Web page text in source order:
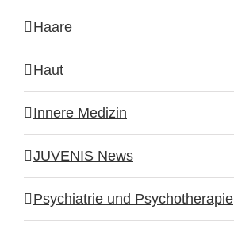
Haare
Haut
Innere Medizin
JUVENIS News
Psychiatrie und Psychotherapie